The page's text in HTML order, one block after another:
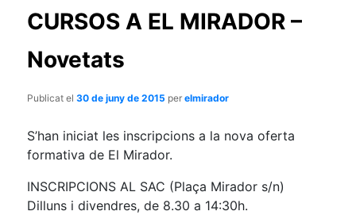
les
CURSOS A EL MIRADOR –
Novetats
Publicat el30 de juny de 2015 perelmirador
S’han iniciat les inscripcions a la nova oferta
formativa de El Mirador.
INSCRIPCIONS AL SAC (Plaça Mirador s/n)
Dilluns i divendres, de 8.30 a 14:30h.